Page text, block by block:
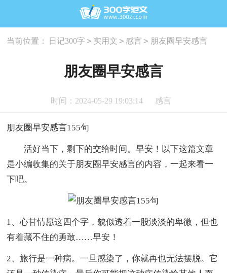
当前位置： 日记300字 > 实用文 > 感言 > 朋友圈早安感言
朋友圈早安感言
时间：2024-05-29 19:03:14 感言
朋友圈早安感言155句
活好当下，剩下的交给时间。早安！以下这篇文章
是小编收集的关于朋友圈早安感言的内容，一起来看一
下吧。
1、心甘情愿这四个字，貌似透着一股淡淡的卑微，但也
有着藏不住的勇敢……早安！
2、旅行是一种病。一旦感染了，你就再也无法摆脱。它